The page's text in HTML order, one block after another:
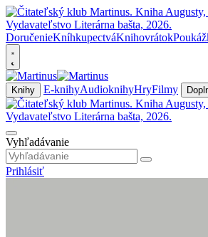
DoručenieKníhkupectváKnihovrátok
Knihy E-knihyAudioknihyHryFilmy
Vyhľadávanie
Prihlásiť